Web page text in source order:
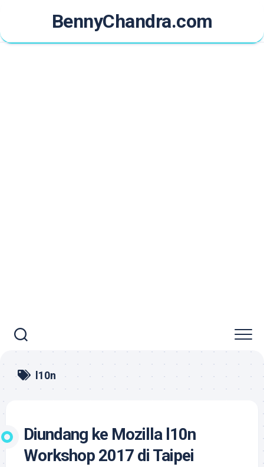
content
BennyChandra.com
l10n
Diundang ke Mozilla l10n
Workshop 2017 di Taipei